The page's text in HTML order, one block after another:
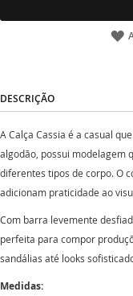
DESCRIÇÃO
A Calça Cassia é a casual
algodão, possui modelagem
diferentes tipos de corpo. O
adicionam praticidade ao
Com barra levemente
perfeita para compor
sandálias até looks
Medidas: